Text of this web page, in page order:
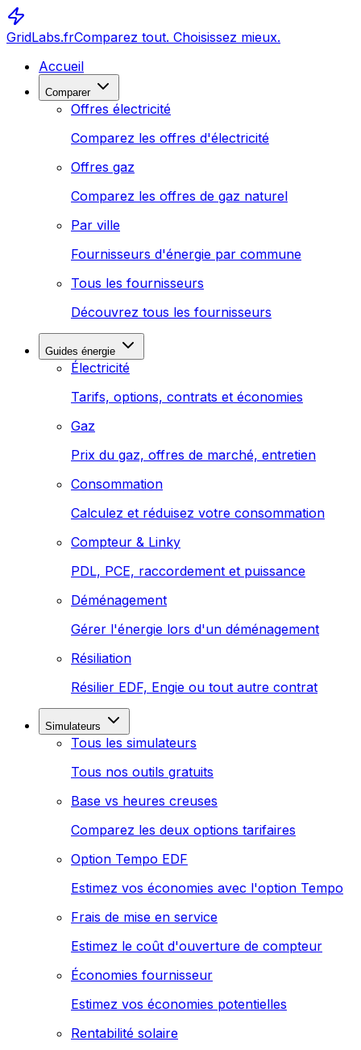
GridLabs.frComparez tout. Choisissez mieux.
Accueil
Comparer
Offres électricité
Comparez les offres d'électricité
Offres gaz
Comparez les offres de gaz naturel
Par ville
Fournisseurs d'énergie par commune
Tous les fournisseurs
Découvrez tous les fournisseurs
Guides énergie
Électricité
Tarifs, options, contrats et économies
Gaz
Prix du gaz, offres de marché, entretien
Consommation
Calculez et réduisez votre consommation
Compteur & Linky
PDL, PCE, raccordement et puissance
Déménagement
Gérer l'énergie lors d'un déménagement
Résiliation
Résilier EDF, Engie ou tout autre contrat
Simulateurs
Tous les simulateurs
Tous nos outils gratuits
Base vs heures creuses
Comparez les deux options tarifaires
Option Tempo EDF
Estimez vos économies avec l'option Tempo
Frais de mise en service
Estimez le coût d'ouverture de compteur
Économies fournisseur
Estimez vos économies potentielles
Rentabilité solaire